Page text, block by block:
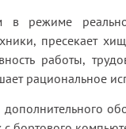
в режиме
пресекает
работы,
рациональное